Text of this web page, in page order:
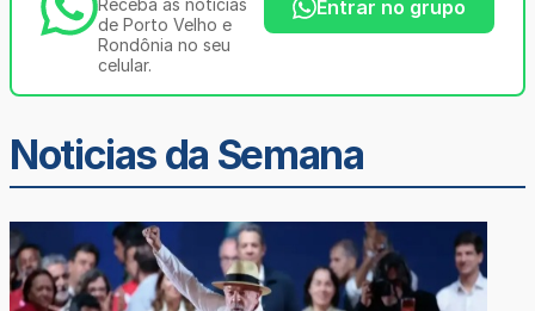
de Porto Velho e
Rondônia no seu
celular.
Entrar no grupo
Noticias da Semana